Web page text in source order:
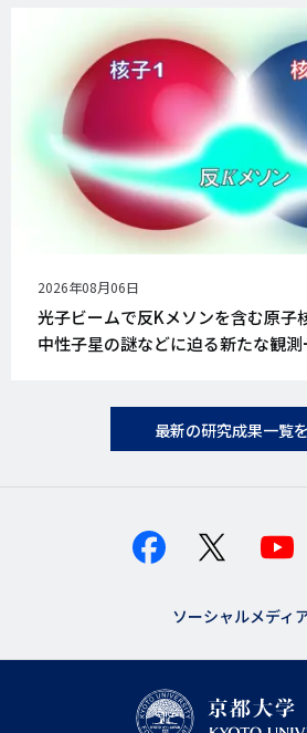
公
開
日
2026年08月06日
光子ビームで反Kメソンを含む原子
中性子星の謎などに迫る新たな観測
最新の研究成果一覧
ソーシャルメディ